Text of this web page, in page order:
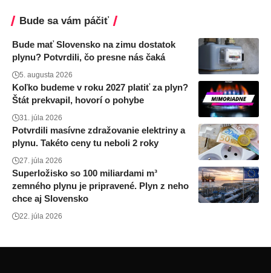
Bude sa vám páčiť
Bude mať Slovensko na zimu dostatok
plynu? Potvrdili, čo presne nás čaká
5. augusta 2026
Koľko budeme v roku 2027 platiť za plyn?
Štát prekvapil, hovorí o pohybe
31. júla 2026
Potvrdili masívne zdražovanie elektriny a
plynu. Takéto ceny tu neboli 2 roky
27. júla 2026
Superložisko so 100 miliardami m³
zemného plynu je pripravené. Plyn z neho
chce aj Slovensko
22. júla 2026